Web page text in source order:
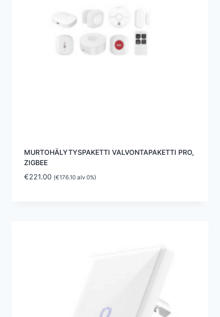
MURTOHÄLYTYSPAKETTI VALVONTAPAKETTI PRO,
ZIGBEE
€221.00 (€176.10alv 0%)